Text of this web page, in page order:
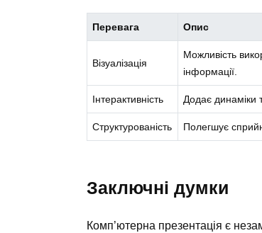
Перевага Опис
Візуалізація
Можливість
інформації.
Інтерактивність Додає динаміки
Структурованість Полегшує
Заключні думки
Комп’ютерна презентація є